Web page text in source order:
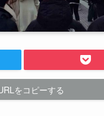
をコピーする